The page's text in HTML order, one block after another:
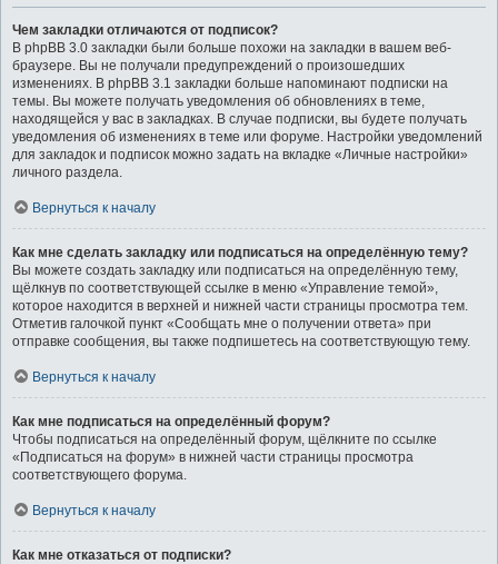
Чем закладки отличаются от подписок?
В phpBB 3.0 закладки были больше похожи на закладки в вашем веб-
браузере. Вы не получали предупреждений о произошедших
изменениях. В phpBB 3.1 закладки больше напоминают подписки на
темы. Вы можете получать уведомления об обновлениях в теме,
находящейся у вас в закладках. В случае подписки, вы будете получать
уведомления об изменениях в теме или форуме. Настройки уведомлений
для закладок и подписок можно задать на вкладке «Личные настройки»
личного раздела.
Вернуться к началу
Как мне сделать закладку или подписаться на определённую тему?
Вы можете создать закладку или подписаться на определённую тему,
щёлкнув по соответствующей ссылке в меню «Управление темой»,
которое находится в верхней и нижней части страницы просмотра тем.
Отметив галочкой пункт «Сообщать мне о получении ответа» при
отправке сообщения, вы также подпишетесь на соответствующую тему.
Вернуться к началу
Как мне подписаться на определённый форум?
Чтобы подписаться на определённый форум, щёлкните по ссылке
«Подписаться на форум» в нижней части страницы просмотра
соответствующего форума.
Вернуться к началу
Как мне отказаться от подписки?